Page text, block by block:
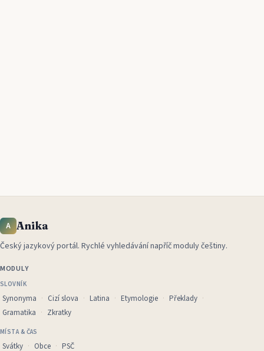
A Anika
Český jazykový portál. Rychlé vyhledávání napříč moduly češtiny.
MODULY
SLOVNÍK
Synonyma Cizí slova Latina Etymologie
Překlady
Gramatika
Zkratky
MÍSTA & ČAS
Svátky Obce PSČ